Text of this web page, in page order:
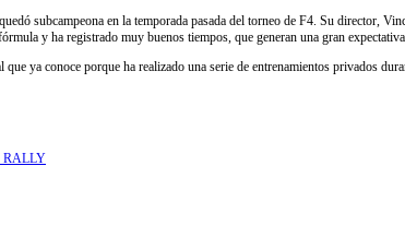
subcampeona en la temporada pasada del torneo de F4. Su director,
y ha registrado muy buenos tiempos, que generan una gran expectativa
ya conoce porque ha realizado una serie de entrenamientos privados
RALLY